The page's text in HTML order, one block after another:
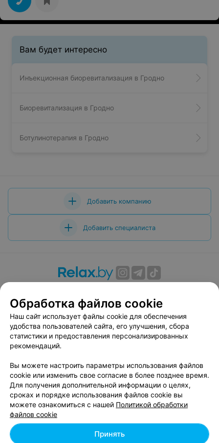
Вам будет интересно
Инъекционная биоревитализация в Гродно
Биоревитализация в Гродно
Ботулинотерапия в Гродно
Добавить компанию
Добавить специалиста
Вакансии
Публичный договор
Способы оплаты
Публичный договор по использованию сервиса
«Афиша»
Пользовательское соглашение
Связаться по вопросам сотрудничества
Написать руководителю relax.by
Персональные настройки cookie
Обработка персональных данных
Обработка файлов cookie
Наш сайт использует файлы cookie для обеспечения
удобства пользователей сайта, его улучшения, сбора
статистики и предоставления персонализированных
рекомендаций.
Вы можете настроить параметры использования файлов
cookie или изменить свое согласие в более позднее время.
Для получения дополнительной информации о целях,
сроках и порядке использования файлов cookie вы
можете ознакомиться с нашей Политикой обработки
файлов cookie
Принять